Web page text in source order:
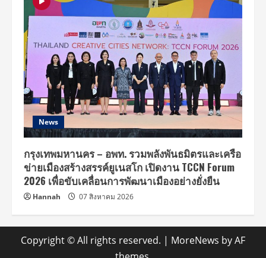
News
กรุงเทพมหานคร – อพท. รวมพลังพันธมิตรและเครือ
ข่ายเมืองสร้างสรรค์ยูเนสโก เปิดงาน TCCN Forum
2026 เพื่อขับเคลื่อนการพัฒนาเมืองอย่างยั่งยืน
Hannah 07 สิงหาคม 2026
Copyright © All rights reserved. | MoreNews by AF